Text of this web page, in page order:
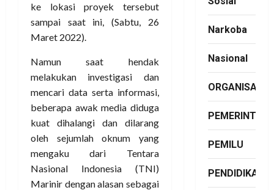
ke lokasi proyek tersebut
sampai saat ini, (Sabtu, 26
Maret 2022).
Namun saat hendak
melakukan investigasi dan
mencari data serta informasi,
beberapa awak media diduga
kuat dihalangi dan dilarang
oleh sejumlah oknum yang
mengaku dari Tentara
Nasional Indonesia (TNI)
Marinir dengan alasan sebagai
Narkoba
Nasional
ORGANISASI
PEMERINTAH
PEMILU
PENDIDIKAN